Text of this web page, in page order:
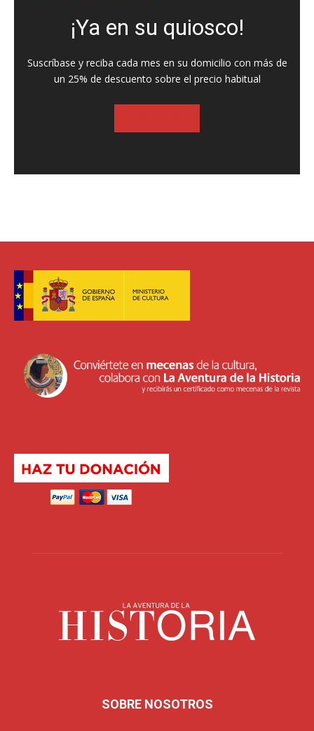
¡Ya en su quiosco!
Suscríbase y reciba cada mes en su domicilio con más de
un 25% de descuento sobre el precio habitual
SOBRE NOSOTROS